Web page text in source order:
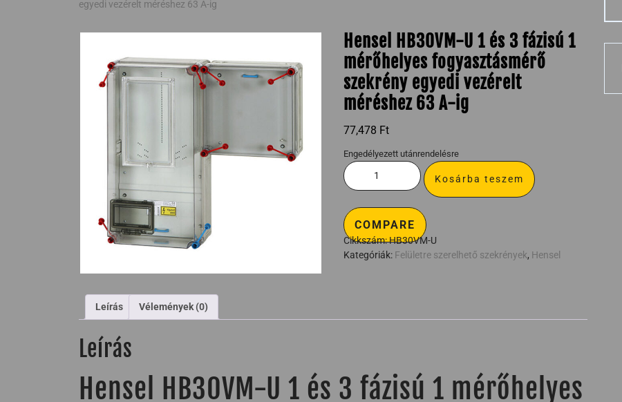
egyedi vezérelt méréshez 63 A-ig
Hensel HB30VM-U 1 és 3 fázisú 1
mérőhelyes fogyasztásmérő
szekrény egyedi vezérelt
méréshez 63 A-ig
77,478 Ft
Engedélyezett utánrendelésre
Kosárba teszem
COMPARE
Cikkszám:HB30VM-U
Kategóriák: Felületre szerelhető szekrények, Hensel
Leírás Vélemények (0)
Leírás
Hensel HB30VM-U 1 és 3 fázisú 1 mérőhelyes